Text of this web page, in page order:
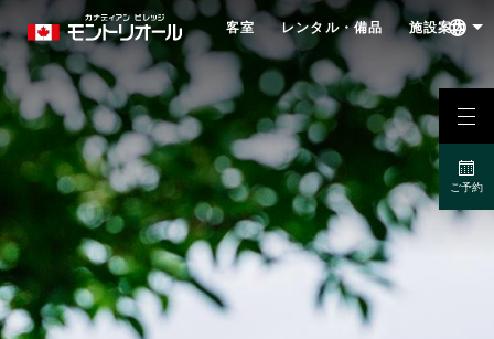
客室 レンタル・備品 施設案内
ご予約